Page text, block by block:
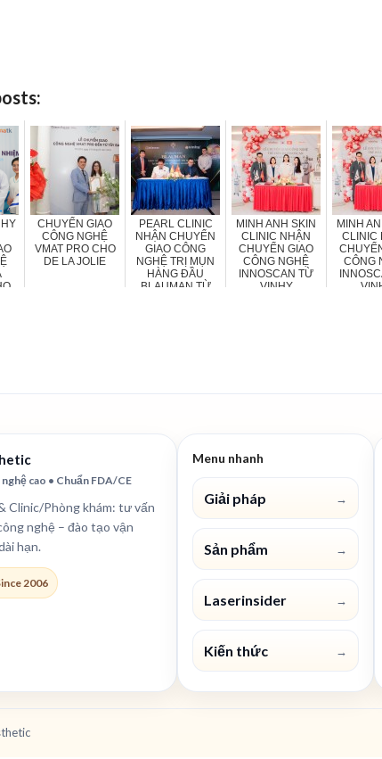
CHUYỂN GIAO
CÔNG NGHỆ
VMAT PRO CHO
DE LA JOLIE
PEARL CLINIC
NHẬN CHUYỂN
GIAO CÔNG
NGHỆ TRỊ MỤN
HÀNG ĐẦU
BLAUMAN TỪ
MINH ANH SKIN
CLINIC NHẬN
CHUYỂN GIAO
CÔNG NGHỆ
INNOSCAN TỪ
VINHY
MINH
CLINIC
CÔNG
cao • Chuẩn FDA/CE
Clinic/Phòng khám: tư vấn
nghệ – đào tạo vận
hạn.
2006
Menu nhanh
Giải pháp →
Sản phẩm →
Laserinsider →
Kiến thức →